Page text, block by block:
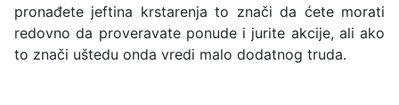
pronađete jeftina krstarenja to znači da ćete morati
redovno da proveravate ponude i jurite akcije, ali ako
to znači uštedu onda vredi malo dodatnog truda.